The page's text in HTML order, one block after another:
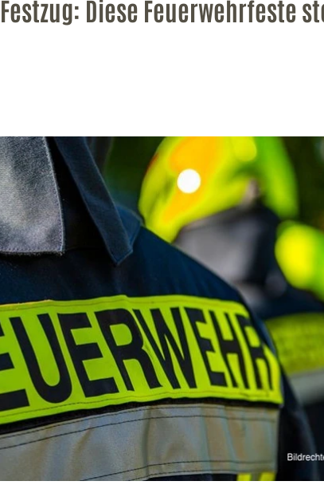
Diese Feuerwehrfeste